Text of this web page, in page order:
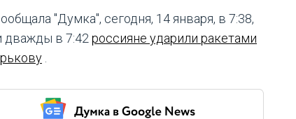
"Думка", сегодня, 14 января, в 7:38,
дважды в 7:42россияне ударили ракетами
.